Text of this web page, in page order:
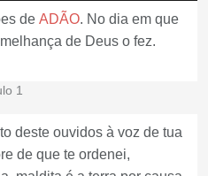
de ADÃO. No dia em que
de Deus o fez.
1
deste ouvidos à voz de tua
de que te ordenei,